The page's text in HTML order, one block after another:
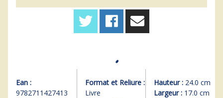
Ean :
9782711427413
Format et Reliure :
Livre
Hauteur : 24.0 cm
Largeur : 17.0 cm